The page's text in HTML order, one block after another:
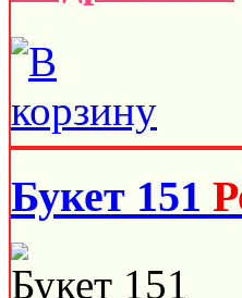
Букет 151
Букет 151